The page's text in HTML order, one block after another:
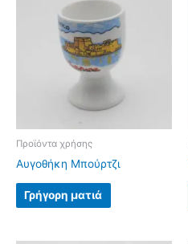
Προϊόντα χρήσης
Αυγοθήκη Μπούρτζι
Γρήγορη ματιά